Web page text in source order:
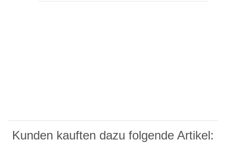
Kunden kauften dazu folgende Artikel: